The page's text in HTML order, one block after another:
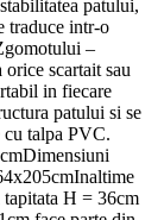
patului,
traduce intr-o
–
scartait sau
in fiecare
patului si se
cu talpa PVC.
tapitata H = 36cm